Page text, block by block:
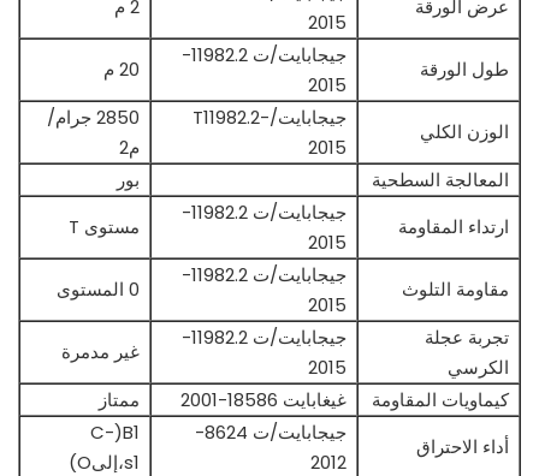
عرض الورقة
2015
2 م
طول الورقة
جيجابايت/ت 11982.2-
2015
20 م
الوزن الكلي
جيجابايت/T11982.2-
2015
2850 جرام/
م2
المعالجة السطحية
بور
ارتداء المقاومة
جيجابايت/ت 11982.2-
2015
مستوى T
مقاومة التلوث
جيجابايت/ت 11982.2-
2015
0 المستوى
تجربة عجلة
الكرسي
جيجابايت/ت 11982.2-
2015
غير مدمرة
كيماويات المقاومة
غيغابايت 18586-2001
ممتاز
أداء الاحتراق
جيجابايت/ت 8624-
2012
B1(C-
s1،إلىO)